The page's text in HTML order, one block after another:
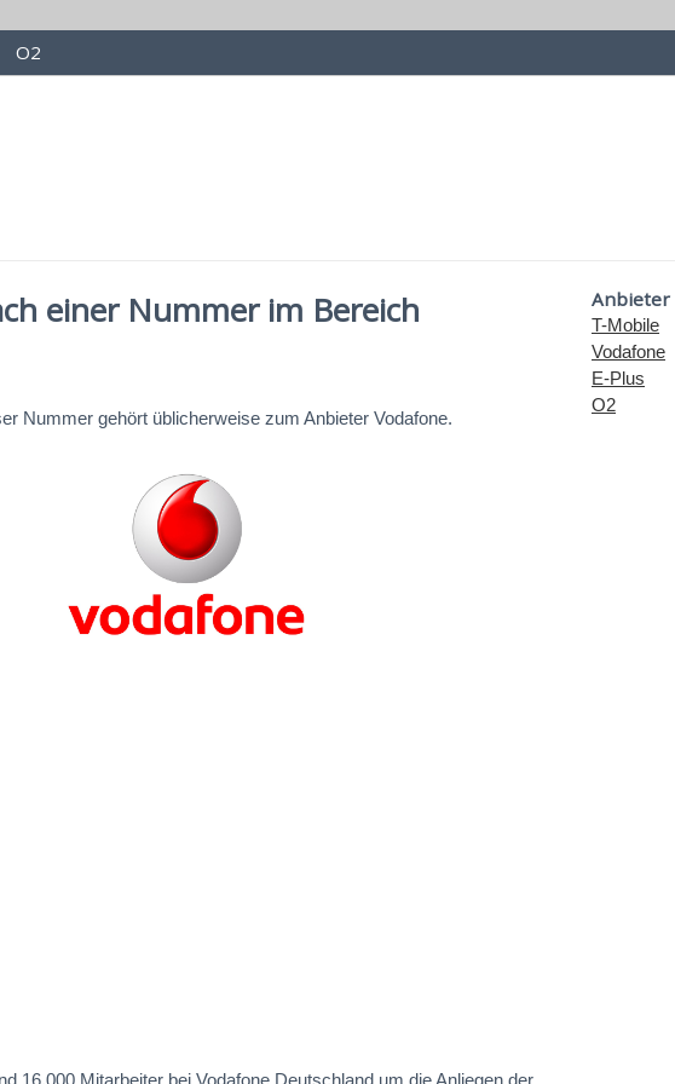
O2
einer Nummer im Bereich
Nummer gehört üblicherweise zum Anbieter Vodafone.
16.000 Mitarbeiter bei Vodafone Deutschland um die Anliegen der
Anbieter
T-Mobile
Vodafone
E-Plus
O2